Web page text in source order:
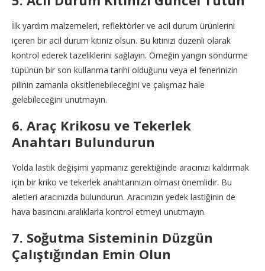
İlk yardım malzemeleri, reflektörler ve acil durum ürünlerini
içeren bir acil durum kitiniz olsun. Bu kitinizi düzenli olarak
kontrol ederek tazeliklerini sağlayın. Örneğin yangın söndürme
tüpünün bir son kullanma tarihi olduğunu veya el fenerinizin
pilinin zamanla oksitlenebileceğini ve çalışmaz hale
gelebileceğini unutmayın.
6. Araç Krikosu ve Tekerlek
Anahtarı Bulundurun
Yolda lastik değişimi yapmanız gerektiğinde aracınızı kaldırmak
için bir kriko ve tekerlek anahtarınızın olması önemlidir. Bu
aletleri aracınızda bulundurun. Aracınızın yedek lastiğinin de
hava basıncını aralıklarla kontrol etmeyi unutmayın.
7. Soğutma Sisteminin Düzgün
Çalıştığından Emin Olun